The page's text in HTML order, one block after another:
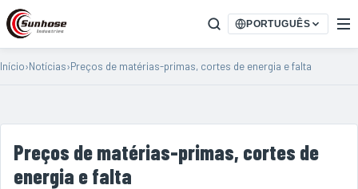
PORTUGUÊS
Início›Notícias›Preços de matérias-primas, cortes de energia e falta
Preços de matérias-primas, cortes de
energia e falta